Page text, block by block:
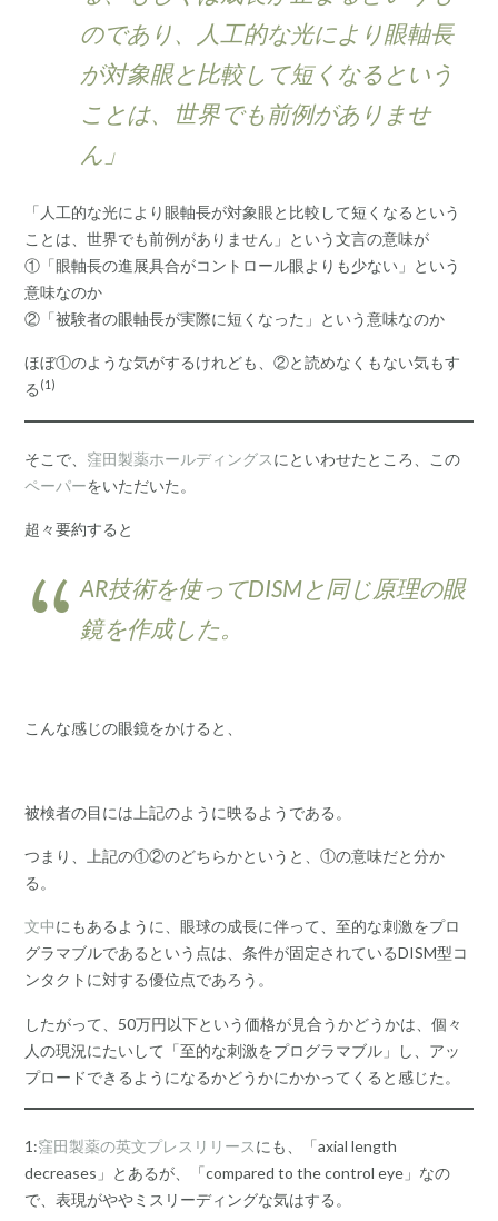
のであり、人工的な光により眼軸長
が対象眼と比較して短くなるという
ことは、世界でも前例がありませ
ん」
「人工的な光により眼軸長が対象眼と比較して短くなるという
ことは、世界でも前例がありません」という文言の意味が
①「眼軸長の進展具合がコントロール眼よりも少ない」という
意味なのか
②「被験者の眼軸長が実際に短くなった」という意味なのか
ほぼ①のような気がするけれども、②と読めなくもない気もす
る (1)
そこで、 窪田製薬ホールディングスにといわせたところ、この
ペーパーをいただいた。
超々要約すると
AR技術を使ってDISMと同じ原理の眼
鏡を作成した。
こんな感じの眼鏡をかけると、
被検者の目には上記のように映るようである。
つまり、上記の①②のどちらかというと、①の意味だと分か
る。
文中にもあるように、眼球の成長に伴って、至的な刺激をプロ
グラマブルであるという点は、条件が固定されているDISM型コ
ンタクトに対する優位点であろう。
したがって、50万円以下という価格が見合うかどうかは、個々
人の現況にたいして「至的な刺激をプログラマブル」し、アッ
プロードできるようになるかどうかにかかってくると感じた。
1:窪田製薬の英文プレスリリースにも、「axial length
decreases」とあるが、「compared to the control eye」なの
で、表現がややミスリーディングな気はする。